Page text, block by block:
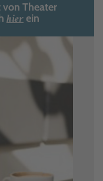
von Theater
hierein